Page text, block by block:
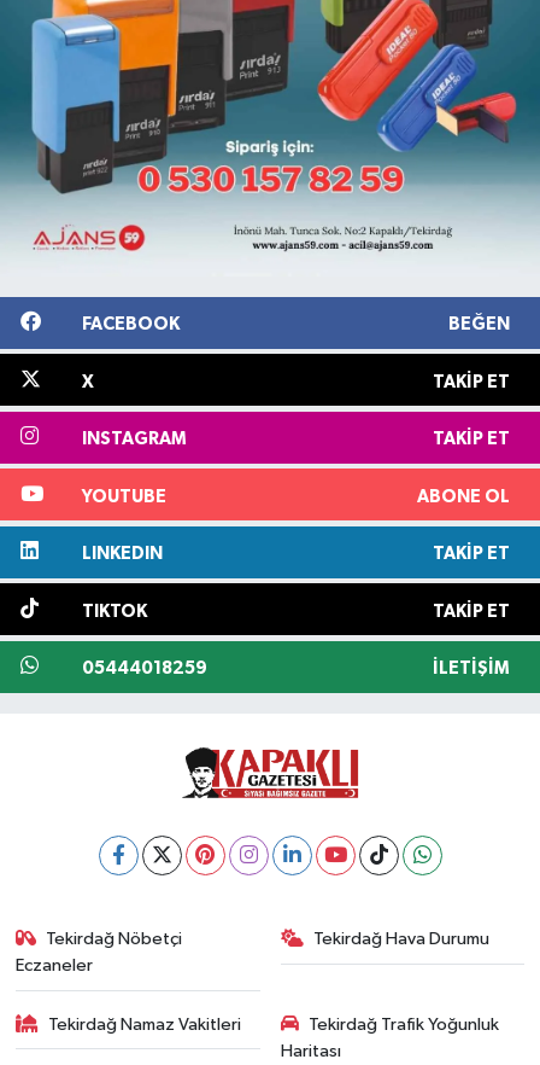
FACEBOOK BEĞEN
X TAKIP ET
INSTAGRAM TAKIP ET
YOUTUBE ABONE OL
LINKEDIN TAKIP ET
TIKTOK TAKIP ET
05444018259 İLETIŞIM
Tekirdağ Nöbetçi
Eczaneler
Tekirdağ Hava Durumu
Tekirdağ Namaz Vakitleri
Tekirdağ Trafik Yoğunluk
Haritası